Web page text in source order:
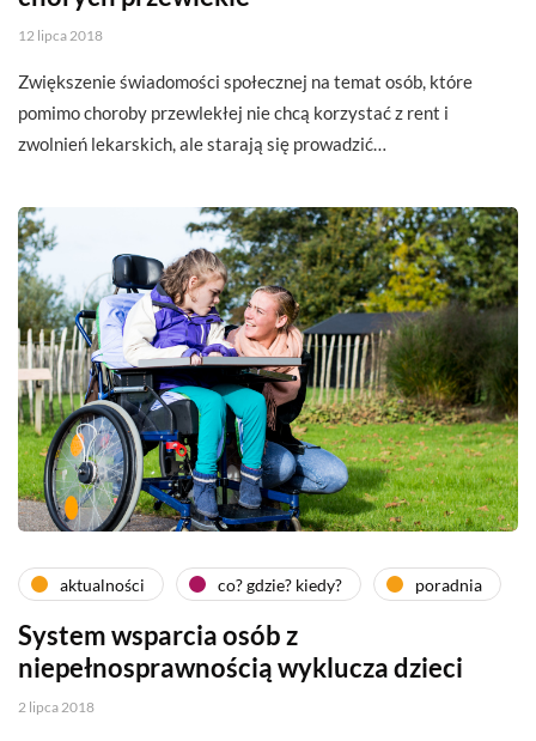
12 lipca 2018
Zwiększenie świadomości społecznej na temat osób, które
pomimo choroby przewlekłej nie chcą korzystać z rent i
zwolnień lekarskich, ale starają się prowadzić…
aktualności co? gdzie? kiedy? poradnia
System wsparcia osób z
niepełnosprawnością wyklucza dzieci
2 lipca 2018